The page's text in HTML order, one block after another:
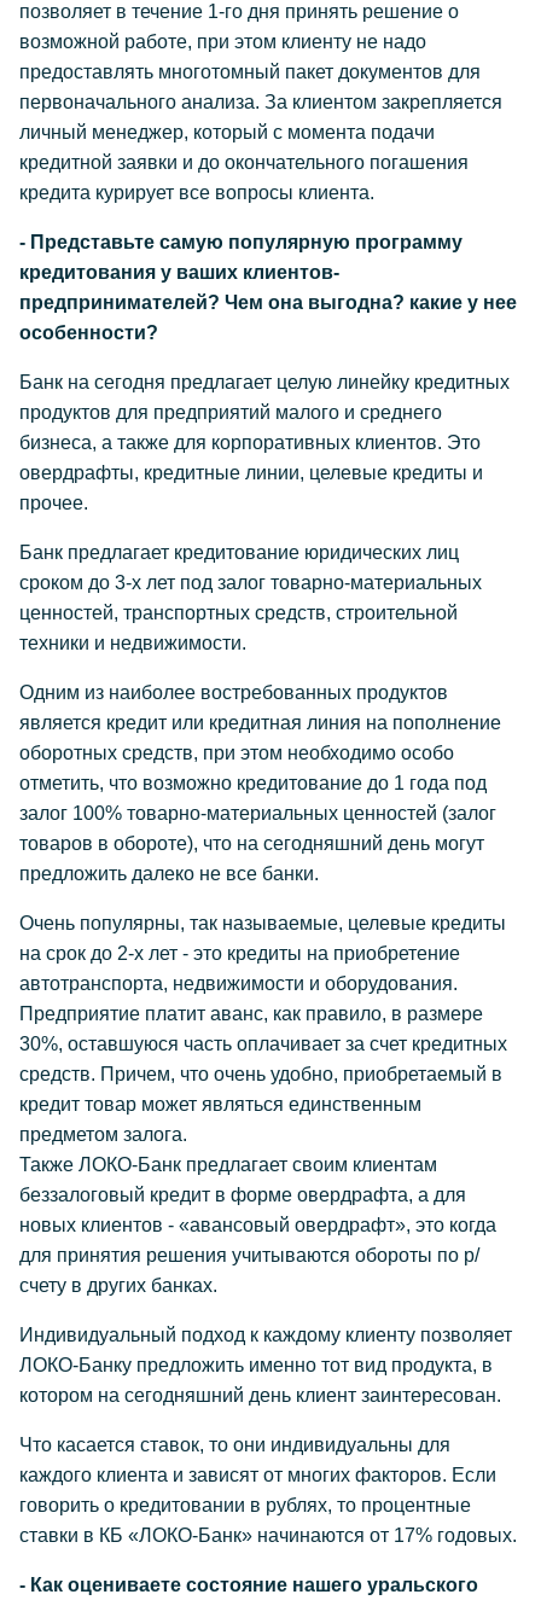
позволяет в течение 1-го дня принять решение о
возможной работе, при этом клиенту не надо
предоставлять многотомный пакет документов для
первоначального анализа. За клиентом закрепляется
личный менеджер, который с момента подачи
кредитной заявки и до окончательного погашения
кредита курирует все вопросы клиента.
- Представьте самую популярную программу
кредитования у ваших клиентов-
предпринимателей? Чем она выгодна? какие у нее
особенности?
Банк на сегодня предлагает целую линейку кредитных
продуктов для предприятий малого и среднего
бизнеса, а также для корпоративных клиентов. Это
овердрафты, кредитные линии, целевые кредиты и
прочее.
Банк предлагает кредитование юридических лиц
сроком до 3-х лет под залог товарно-материальных
ценностей, транспортных средств, строительной
техники и недвижимости.
Одним из наиболее востребованных продуктов
является кредит или кредитная линия на пополнение
оборотных средств, при этом необходимо особо
отметить, что возможно кредитование до 1 года под
залог 100% товарно-материальных ценностей (залог
товаров в обороте), что на сегодняшний день могут
предложить далеко не все банки.
Очень популярны, так называемые, целевые кредиты
на срок до 2-х лет - это кредиты на приобретение
автотранспорта, недвижимости и оборудования.
Предприятие платит аванс, как правило, в размере
30%, оставшуюся часть оплачивает за счет кредитных
средств. Причем, что очень удобно, приобретаемый в
кредит товар может являться единственным
предметом залога.
Также ЛОКО-Банк предлагает своим клиентам
беззалоговый кредит в форме овердрафта, а для
новых клиентов - «авансовый овердрафт», это когда
для принятия решения учитываются обороты по р/
счету в других банках.
Индивидуальный подход к каждому клиенту позволяет
ЛОКО-Банку предложить именно тот вид продукта, в
котором на сегодняшний день клиент заинтересован.
Что касается ставок, то они индивидуальны для
каждого клиента и зависят от многих факторов. Если
говорить о кредитовании в рублях, то процентные
ставки в КБ «ЛОКО-Банк» начинаются от 17% годовых.
- Как оцениваете состояние нашего уральского